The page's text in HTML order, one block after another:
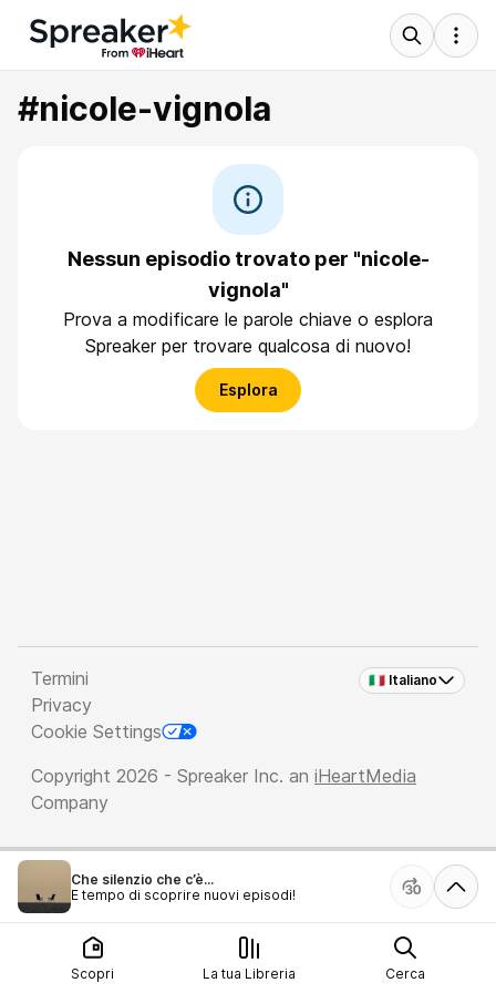
#nicole-vignola
Nessun episodio trovato per "nicole-
vignola"
Prova a modificare le parole chiave o esplora
Spreaker per trovare qualcosa di nuovo!
Esplora
🇮🇹 Italiano
Termini
Privacy
Cookie Settings
Copyright 2026 - Spreaker Inc. an iHeartMedia
Company
Che silenzio che c’è...
È tempo di scoprire nuovi episodi!
Scopri La tua Libreria Cerca